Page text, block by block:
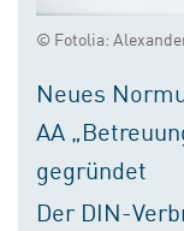
© Fotolia:
Neues
AA
gegründet
Der DIN-